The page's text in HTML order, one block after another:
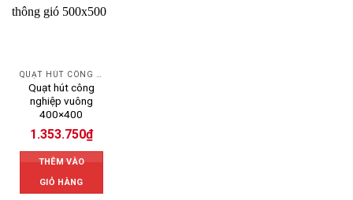
Quạt hút công
nghiệp vuông
400×400
1.353.750₫
THÊM VÀO
GIỎ HÀNG